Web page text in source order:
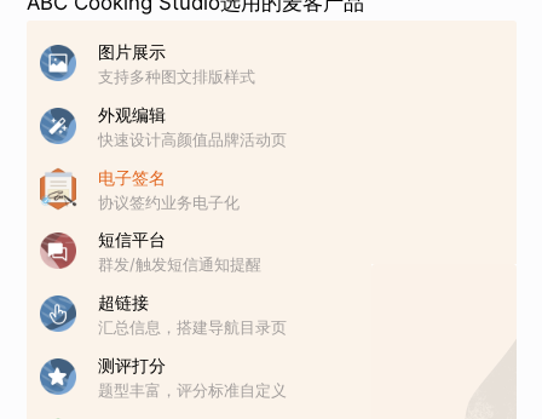
图片展示
支持多种图文排版样式
外观编辑
快速设计高颜值品牌活动页
电子签名
协议签约业务电子化
短信平台
群发/触发短信通知提醒
超链接
汇总信息，搭建导航目录页
测评打分
题型丰富，评分标准自定义